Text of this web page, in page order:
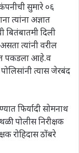
सुमारे ०६
त्यांना अज्ञात
बितंबातमी दिली
त्यांनी वरील
पकडला आहे.व
त्यास जेरबंद
फिर्यादी सोमनाथ
पोलीस निरीक्षक
रोहिदास ठोंबरे